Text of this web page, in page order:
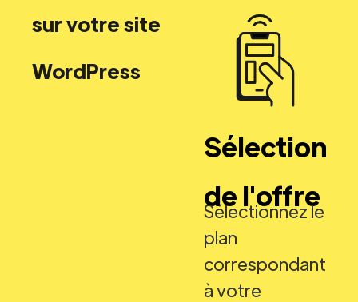
sur votre site
WordPress
Sélection
de l'offre
Sélectionnez le
plan
correspondant
à votre